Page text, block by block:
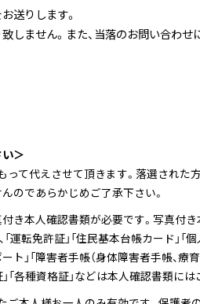
送りします。
しません。また、当落のお問い合わ
＞
て代えさせて頂きます。落選された
のであらかじめご了承下さい。
き本人確認書類が必要です。写真付
運転免許証」「住民基本台帳カード」
ート」「障害者手帳（身体障害者手帳、
「各種資格証」などは本人確認書類に